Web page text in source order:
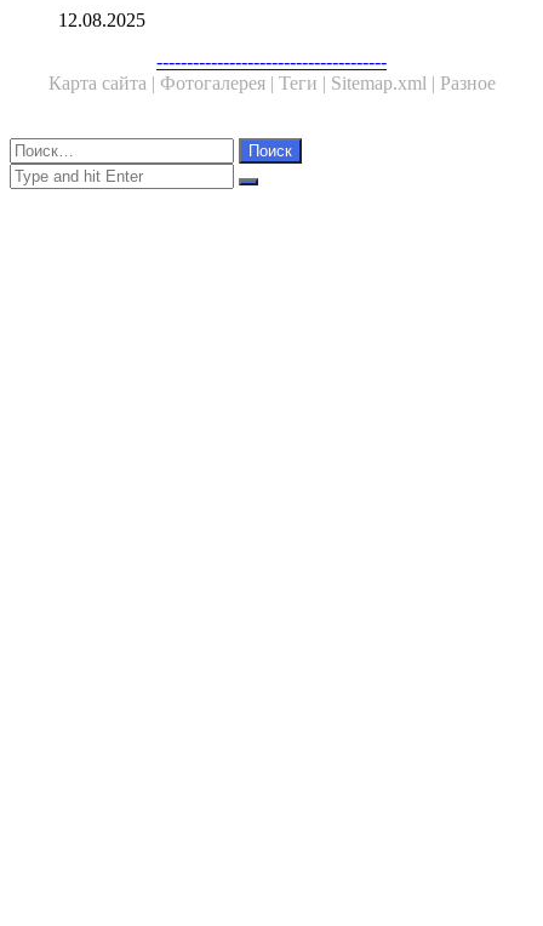
12.08.2025
--------------------------------------
Карта сайта | Фотогалерея | Теги | Sitemap.xml | Разное
Close
Найти:
Close
Search